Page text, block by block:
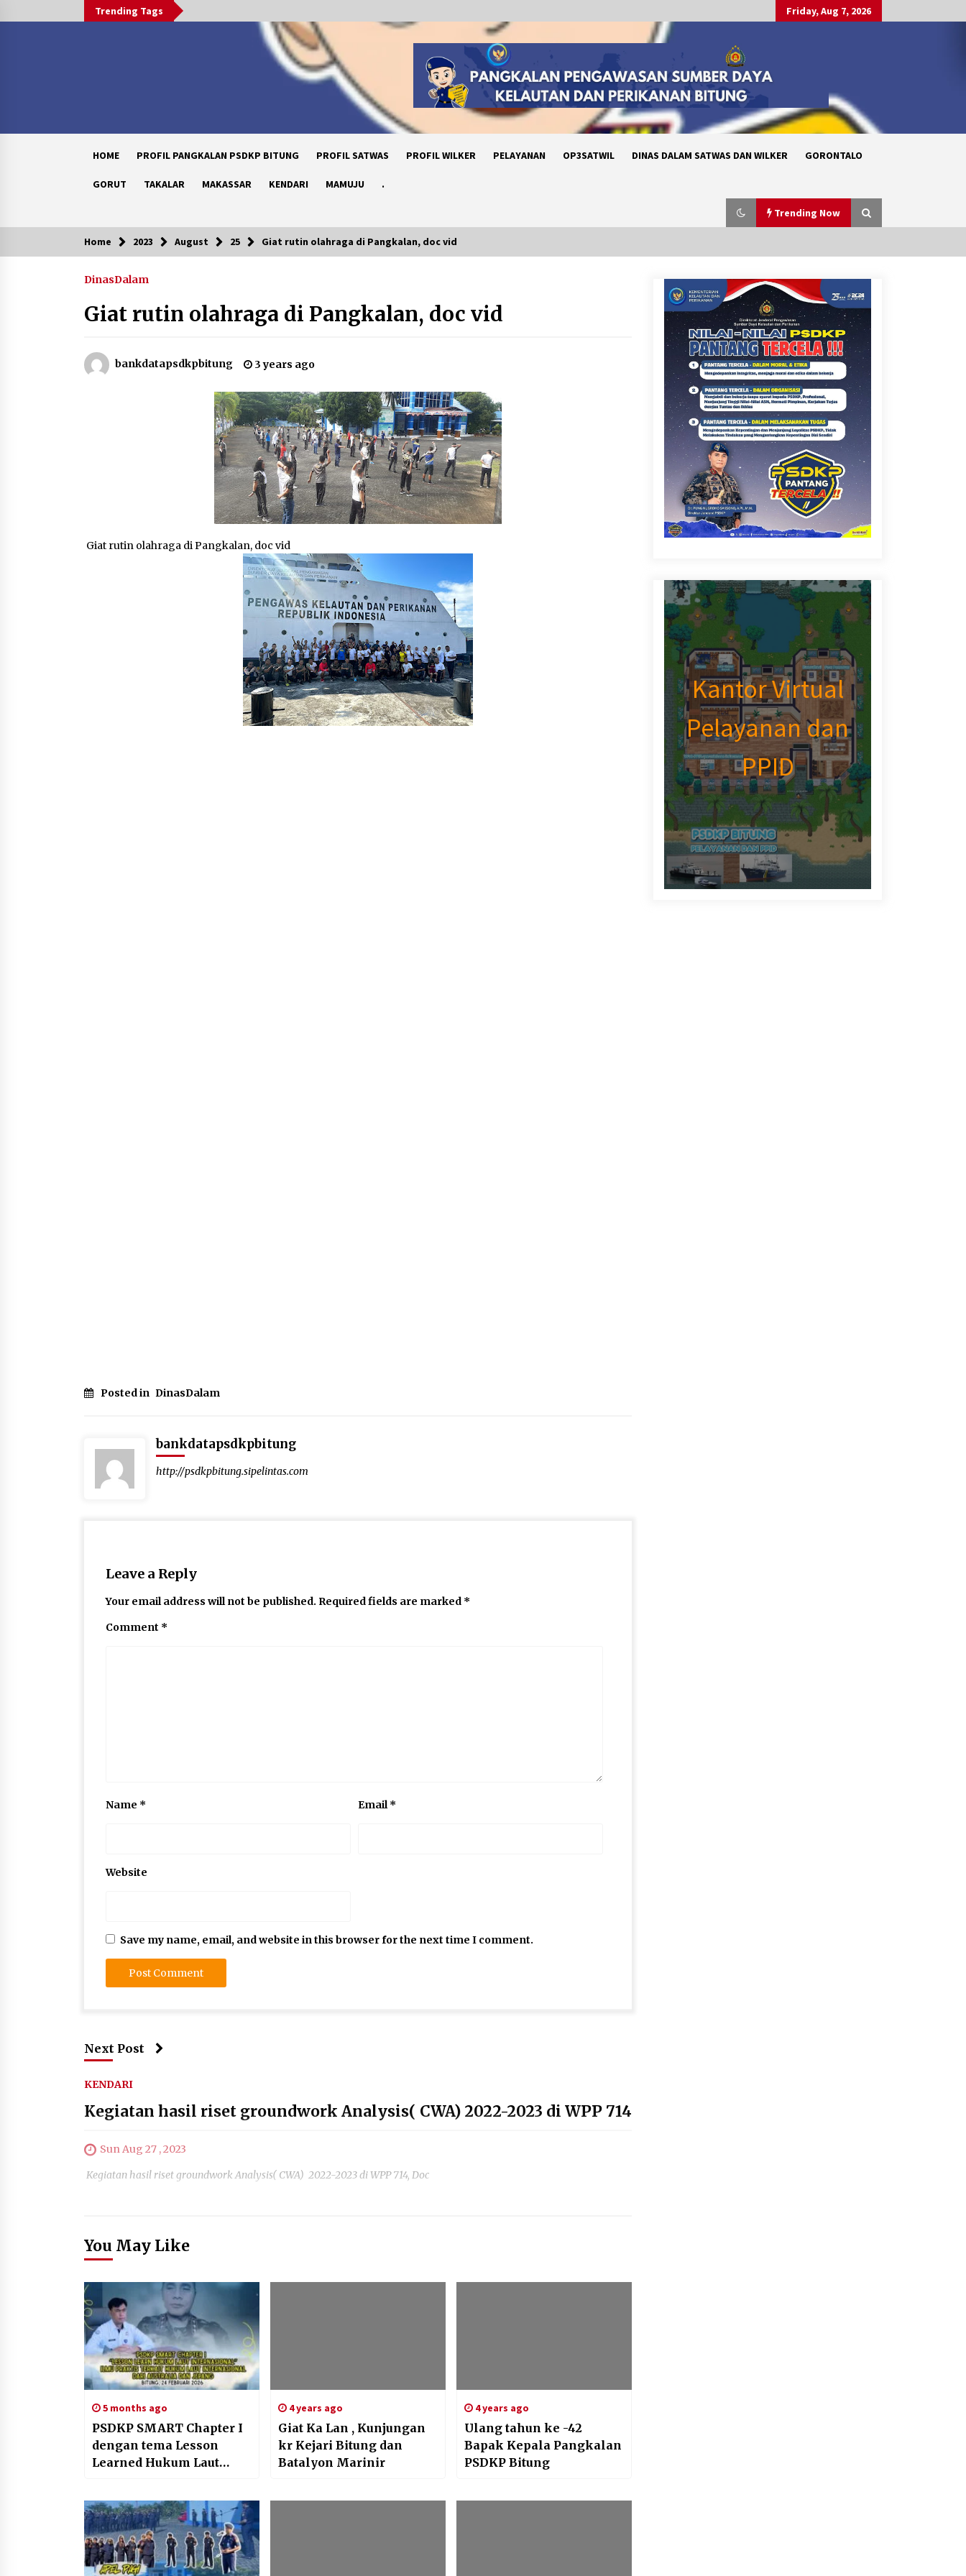
to
Trending Tags Friday, Aug 7, 2026
HOME PROFIL PANGKALAN PSDKP BITUNG PROFIL SATWAS PROFIL WILKER PELAYANAN OP3SATWIL DINAS DALAM SATWAS DAN WILKER GORONTALO
GORUT TAKALAR MAKASSAR KENDARI MAMUJU .
Trending Now
Trending Now
Kebaikan di 10 Muharram 1448 H
1 month ago
SILVER ISLAND DARI KP. ORCA 04 KE
PANGKALAN PSDKP BITUNG UNTUK
Pelantikan dan Pengambilan
Sumpah Pegawai Negeri Sipil (PNS)
serta Pengangkatan Pertama
Jabatan Fungsional
2 months ago
Aksi Damai Serikat Awak Kapal
Perikanan Bersatu dan Srikandi
Pangkalan PSDKP Bitung
3 months ago
yang Diproses Oleh Pangkalan
PSDKP Bitung
3 months ago
Jam Pimpinan Mendengar
3 months ago
Kunjungan Diplomatik dalam
Rangka Strengthening Cooperation
on Blue Economy dilaksanakan di
Pangkalan PSDKP Bitung
4 months ago
Selamat Hari Kartini
4 months ago
Daftar Sekarang ….. Jadilah SDM
Unggul Untuk Kemajuan Sektor
Kelautan dan Perikanan
4 months ago
Peran Pemerintah Dalam Indikasi
Geografis HKP
4 months ago
Rencana Aksi Nasional
Pemberantasan IUU Fishing 2025-
2029
Penilaian Kompetensi dalam rangka
Pemetaan Pegawai Kementerian
Kelautan dan Perikanan
4 months ago
Home 2023 August 25 Giat rutin olahraga di Pangkalan, doc vid
DinasDalam
Giat rutin olahraga di Pangkalan, doc vid
bankdatapsdkpbitung 3 years ago
Giat rutin olahraga di Pangkalan, doc vid
Posted in DinasDalam
bankdatapsdkpbitung
http://psdkpbitung.sipelintas.com
Leave a Reply
Your email address will not be published. Required fields are marked *
Comment *
Name * Email*
Website
Save my name, email, and website in this browser for the next time I comment.
Next Post
KENDARI
Kegiatan hasil riset groundwork Analysis( CWA) 2022-2023 di WPP 714
Sun Aug 27 , 2023
Kegiatan hasil riset groundwork Analysis( CWA) 2022-2023 di WPP 714, Doc
You May Like
5 months ago
PSDKP SMART Chapter I
dengan tema Lesson
Learned Hukum Laut
4 years ago
Giat Ka Lan , Kunjungan
kr Kejari Bitung dan
Batalyon Marinir
4 years ago
Ulang tahun ke -42
Bapak Kepala Pangkalan
PSDKP Bitung
Kantor Virtual
Pelayanan dan
PPID